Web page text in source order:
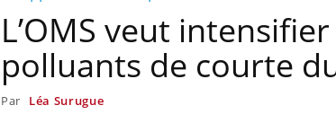
L’OMS veut
polluants de courte
Par Léa Surugue